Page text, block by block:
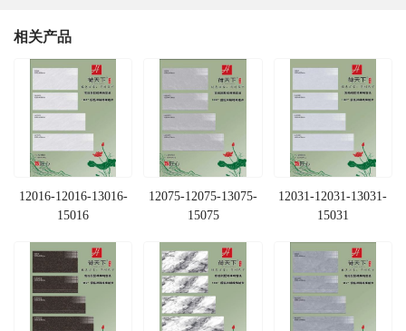
相关产品
12016-12016-13016-
15016
12075-12075-13075-
15075
12031-12031-13031-
15031